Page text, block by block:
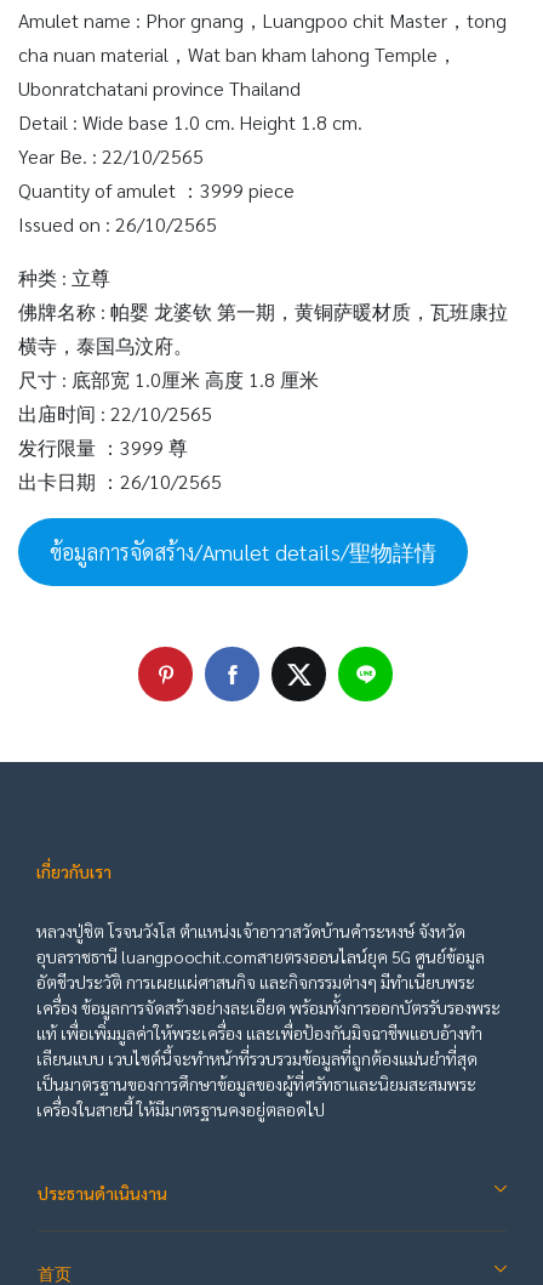
Amulet name : Phor gnang，Luangpoo chit Master，tong
cha nuan material，Wat ban kham lahong Temple，
Ubonratchatani province Thailand
Detail : Wide base 1.0 cm. Height 1.8 cm.
Year Be. : 22/10/2565
Quantity of amulet ：3999 piece
Issued on : 26/10/2565
种类 : 立尊
佛牌名称 : 帕婴 龙婆钦 第一期，黄铜萨暖材质，瓦班康拉
横寺，泰国乌汶府。
尺寸 : 底部宽 1.0厘米 高度 1.8 厘米
出庙时间 : 22/10/2565
发行限量 ：3999 尊
出卡日期 ：26/10/2565
ข้อมูลการจัดสร้าง/Amulet details/聖物詳情
เกี่ยวกับเรา
หลวงปู่ชิต โรจนวังโส ตำแหน่งเจ้าอาวาสวัดบ้านคำระหงษ์ จังหวัด
อุบลราชธานี luangpoochit.comสายตรงออนไลน์ยุค 5G ศูนย์ข้อมูล
อัตชีวประวัติ การเผยแผ่ศาสนกิจ และกิจกรรมต่างๆ มีทำเนียบพระ
เครื่อง ข้อมูลการจัดสร้างอย่างละเอียด พร้อมทั้งการออกบัตรรับรองพระ
แท้ เพื่อเพิ่มมูลค่าให้พระเครื่อง และเพื่อป้องกันมิจฉาชีพแอบอ้างทำ
เลียนแบบ เวบไซต์นี้จะทำหน้าที่รวบรวมข้อมูลที่ถูกต้องแม่นยำที่สุด
เป็นมาตรฐานของการศึกษาข้อมูลของผู้ที่ศรัทธาและนิยมสะสมพระ
เครื่องในสายนี้ ให้มีมาตรฐานคงอยู่ตลอดไป
ประธานดำเนินงาน
首页